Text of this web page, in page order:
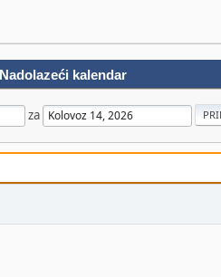
Nadolazeći kalendar
za